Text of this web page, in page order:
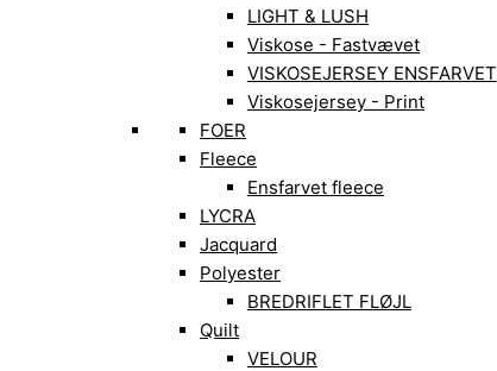
LIGHT & LUSH
Viskose - Fastvævet
VISKOSEJERSEY ENSFARVET
Viskosejersey - Print
FOER
Fleece
Ensfarvet fleece
LYCRA
Jacquard
Polyester
BREDRIFLET FLØJL
Quilt
VELOUR